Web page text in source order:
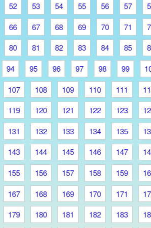
52
53 54 55 56 57
66
67 68 69 70 71
80
81 82 83 84 85
94
95 96 97 98 99
107
108 109 110 111
119
120 121 122 123
131
132 133 134 135
143
144 145 146 147
155
156 157 158 159
167
168 169 170 171
179
180 181 182 183